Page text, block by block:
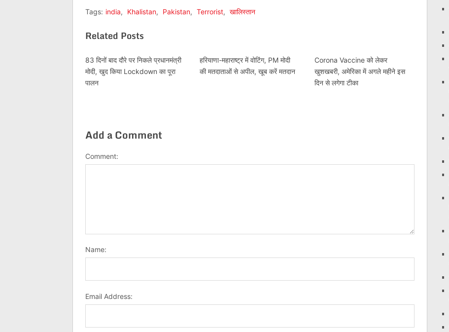
Tags: india, Khalistan, Pakistan, Terrorist, खालिस्तान
Related Posts
83 दिनों बाद दौरे पर निकले प्रधानमंत्री
मोदी, खुद किया Lockdown का पूरा
पालन
हरियाणा-महाराष्ट्र में वोटिंग, PM मोदी
की मतदाताओं से अपील, खूब करें मतदान
Corona Vaccine को लेकर
खुशखबरी, अमेरिका में अगले महीने इस
दिन से लगेगा टीका
Add a Comment
Comment:
Name:
Email Address: